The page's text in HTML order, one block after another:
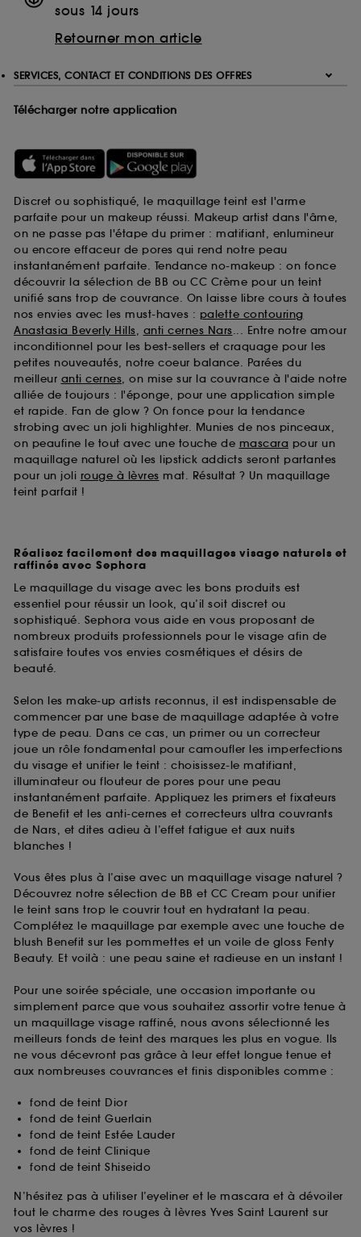
sous 14 jours
Retourner mon article
SERVICES, CONTACT ET CONDITIONS DES OFFRES
Télécharger notre application
Discret ou sophistiqué, le maquillage teint est l'arme
parfaite pour un makeup réussi. Makeup artist dans l'âme,
on ne passe pas l'étape du primer : matifiant, enlumineur
ou encore effaceur de pores qui rend notre peau
instantanément parfaite. Tendance no-makeup : on fonce
découvrir la sélection de BB ou CC Crème pour un teint
unifié sans trop de couvrance. On laisse libre cours à toutes
nos envies avec les must-haves : palette contouring
Anastasia Beverly Hills, anti cernes Nars... Entre notre amour
inconditionnel pour les best-sellers et craquage pour les
petites nouveautés, notre coeur balance. Parées du
meilleur anti cernes, on mise sur la couvrance à l'aide notre
alliée de toujours : l'éponge, pour une application simple
et rapide. Fan de glow ? On fonce pour la tendance
strobing avec un joli highlighter. Munies de nos pinceaux,
on peaufine le tout avec une touche de mascara pour un
maquillage naturel où les lipstick addicts seront partantes
pour un joli rouge à lèvres mat. Résultat ? Un maquillage
teint parfait !
Réalisez facilement des maquillages visage naturels et
raffinés avec Sephora
Le maquillage du visage avec les bons produits est
essentiel pour réussir un look, qu’il soit discret ou
sophistiqué. Sephora vous aide en vous proposant de
nombreux produits professionnels pour le visage afin de
satisfaire toutes vos envies cosmétiques et désirs de
beauté.
Selon les make-up artists reconnus, il est indispensable de
commencer par une base de maquillage adaptée à votre
type de peau. Dans ce cas, un primer ou un correcteur
joue un rôle fondamental pour camoufler les imperfections
du visage et unifier le teint : choisissez-le matifiant,
illuminateur ou flouteur de pores pour une peau
instantanément parfaite. Appliquez les primers et fixateurs
de Benefit et les anti-cernes et correcteurs ultra couvrants
de Nars, et dites adieu à l’effet fatigue et aux nuits
blanches !
Vous êtes plus à l’aise avec un maquillage visage naturel ?
Découvrez notre sélection de BB et CC Cream pour unifier
le teint sans trop le couvrir tout en hydratant la peau.
Complétez le maquillage par exemple avec une touche de
blush Benefit sur les pommettes et un voile de gloss Fenty
Beauty. Et voilà : une peau saine et radieuse en un instant !
Pour une soirée spéciale, une occasion importante ou
simplement parce que vous souhaitez assortir votre tenue à
un maquillage visage raffiné, nous avons sélectionné les
meilleurs fonds de teint des marques les plus en vogue. Ils
ne vous décevront pas grâce à leur effet longue tenue et
aux nombreuses couvrances et finis disponibles comme :
fond de teint Dior
fond de teint Guerlain
fond de teint Estée Lauder
fond de teint Clinique
fond de teint Shiseido
N’hésitez pas à utiliser l’eyeliner et le mascara et à dévoiler
tout le charme des rouges à lèvres Yves Saint Laurent sur
vos lèvres !